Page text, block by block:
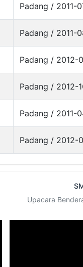
Padang / 2011-
Padang / 2011-
Padang / 2012-
Padang / 2012-
Padang / 2011-
Padang / 2012-
Upacara